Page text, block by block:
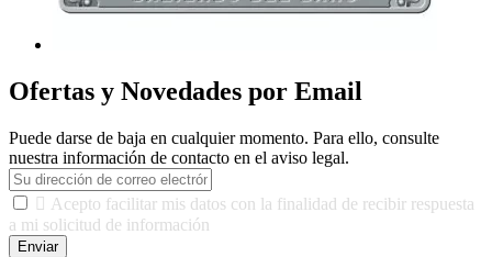
Ofertas y Novedades por Email
Puede darse de baja en cualquier momento. Para ello, consulte
nuestra información de contacto en el aviso legal.
 Acepto facilitar mis datos con la finalidad de recibir respuesta
a mi solicitud de información
Enviar